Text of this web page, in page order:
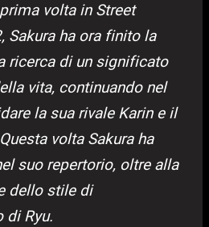
volta in Street
Sakura ha ora finito la
ricerca di un significato
vita, continuando nel
la sua rivale Karin e il
volta Sakura ha
suo repertorio, oltre alla
dello stile di
di Ryu.